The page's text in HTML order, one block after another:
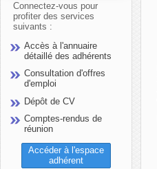
Connectez-vous pour
profiter des services
suivants :
Accès à l'annuaire
détaillé des adhérents
Consultation d'offres
d'emploi
Dépôt de CV
Comptes-rendus de
réunion
Accéder à l'espace
adhérent